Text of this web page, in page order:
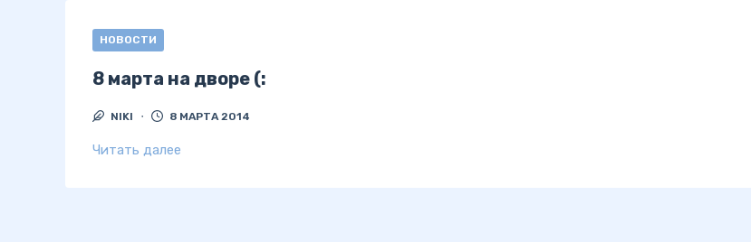
НОВОСТИ
8 марта на дворе (:
NIKI 8 МАРТА 2014
Читать далее